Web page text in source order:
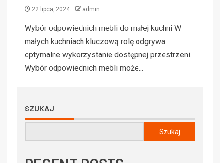
22 lipca, 2024 admin
Wybór odpowiednich mebli do małej kuchni W
małych kuchniach kluczową rolę odgrywa
optymalne wykorzystanie dostępnej przestrzeni.
Wybór odpowiednich mebli może...
SZUKAJ
Szukaj